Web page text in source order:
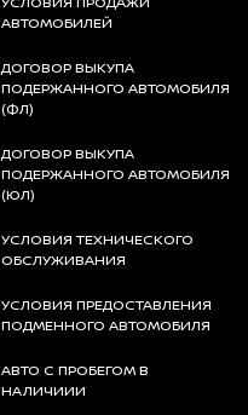
АВТОМОБИЛЕЙ
ДОГОВОР ВЫКУПА
ПОДЕРЖАННОГО АВТОМОБИЛЯ
(ФЛ)
ДОГОВОР ВЫКУПА
ПОДЕРЖАННОГО АВТОМОБИЛЯ
(ЮЛ)
УСЛОВИЯ ТЕХНИЧЕСКОГО
ОБСЛУЖИВАНИЯ
УСЛОВИЯ ПРЕДОСТАВЛЕНИЯ
ПОДМЕННОГО АВТОМОБИЛЯ
АВТО С ПРОБЕГОМ В
НАЛИЧИИИ